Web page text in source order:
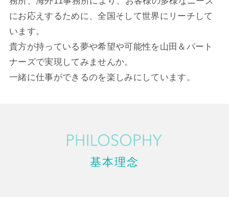
にお応えするために、全国そして世界にリーチして
います。
貴方が持っている夢や希望や可能性を山田＆パート
ナーズで実現してみませんか。
一緒に仕事ができるのを楽しみにしています。
基本理念